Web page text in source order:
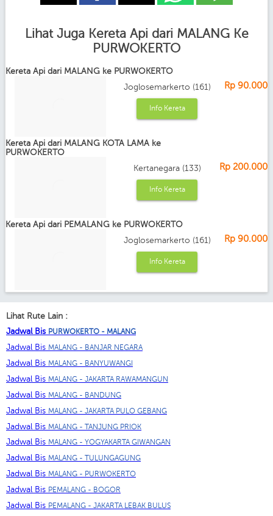
Lihat Juga Kereta Api dari MALANG Ke
PURWOKERTO
Kereta Api dari MALANG ke PURWOKERTO
Joglosemarkerto (161)
Rp 90.000
Info Kereta
Kereta Api dari MALANG KOTA LAMA ke
PURWOKERTO
Kertanegara (133)
Rp 200.000
Info Kereta
Kereta Api dari PEMALANG ke PURWOKERTO
Joglosemarkerto (161)
Rp 90.000
Info Kereta
Lihat Rute Lain :
Jadwal Bis PURWOKERTO - MALANG
Jadwal Bis MALANG - BANJAR NEGARA
Jadwal Bis MALANG - BANYUWANGI
Jadwal Bis MALANG - JAKARTA RAWAMANGUN
Jadwal Bis MALANG - BANDUNG
Jadwal Bis MALANG - JAKARTA PULO GEBANG
Jadwal Bis MALANG - TANJUNG PRIOK
Jadwal Bis MALANG - YOGYAKARTA GIWANGAN
Jadwal Bis MALANG - TULUNGAGUNG
Jadwal Bis MALANG - PURWOKERTO
Jadwal Bis PEMALANG - BOGOR
Jadwal Bis PEMALANG - JAKARTA LEBAK BULUS